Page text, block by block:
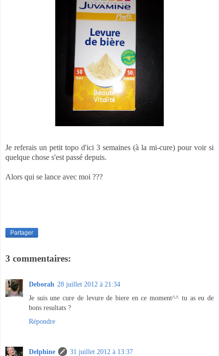
Je referais un petit topo d'ici 3 semaines (à la mi-cure) pour voir si
quelque chose s'est passé depuis.
Alors qui se lance avec moi ???
Partager
3 commentaires:
Deborah 28 juillet 2012 à 21:34
Je suis une cure de levure de biere en ce moment^^ tu as eu de
bons resultats ?
Répondre
Delphine
31 juillet 2012 à 13:37